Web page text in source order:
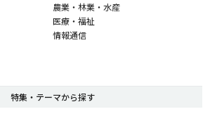
農業・林業・水産
医療・福祉
情報通信
特集・テーマから探す